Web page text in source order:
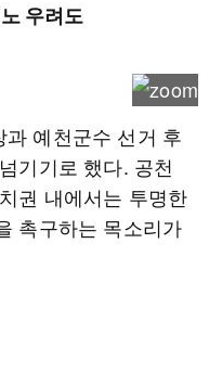
우려도
예천군수 선거 후
기기로 했다. 공천
권 내에서는 투명한
촉구하는 목소리가